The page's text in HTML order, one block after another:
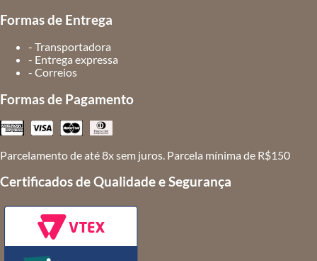
Formas de Entrega
- Transportadora
- Entrega expressa
- Correios
Formas de Pagamento
Parcelamento de até 8x sem juros. Parcela mínima de R$150
Certificados de Qualidade e Segurança